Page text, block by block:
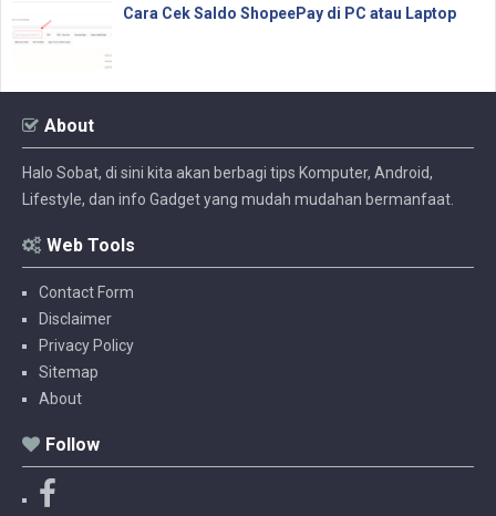
Cara Cek Saldo ShopeePay di PC atau Laptop
About
Halo Sobat, di sini kita akan berbagi tips Komputer, Android,
Lifestyle, dan info Gadget yang mudah mudahan bermanfaat.
Web Tools
Contact Form
Disclaimer
Privacy Policy
Sitemap
About
Follow